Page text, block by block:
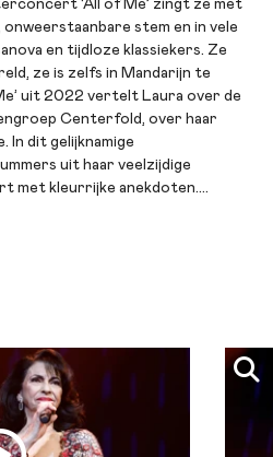
‘All of Me’ zingt ze met
onweerstaanbare stem en in vele
en tijdloze klassiekers. Ze
ze is zelfs in Mandarijn te
uit 2022 vertelt Laura over de
Centerfold, over haar
dit gelijknamige
uit haar veelzijdige
met kleurrijke anekdoten.
voorstelling is er een meet &
Houd voor de details de
hier alle Dinsdagmatinees